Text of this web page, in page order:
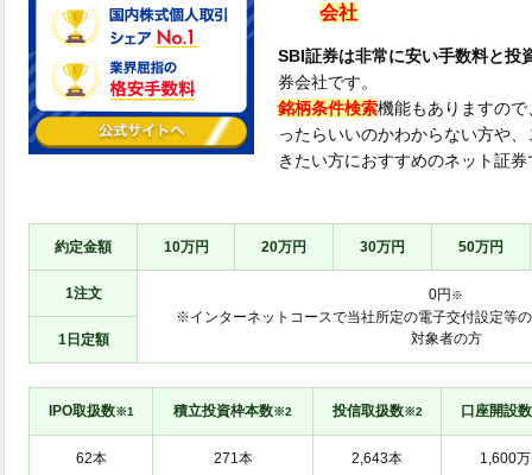
会社
SBI証券は非常に安い手数料と投
券会社です。
銘柄条件検索機能もありますの
ったらいいのかわからない方や
きたい方におすすめのネット証券
約定金額 10万円 20万円 30万円 50万円
1注文 0円 ※
※インターネットコースで当社所定の電子交付設定等
対象者の方
1日定額
IPO取扱数※1 積立投資枠本数※2 投信取扱数※2 口座開設数